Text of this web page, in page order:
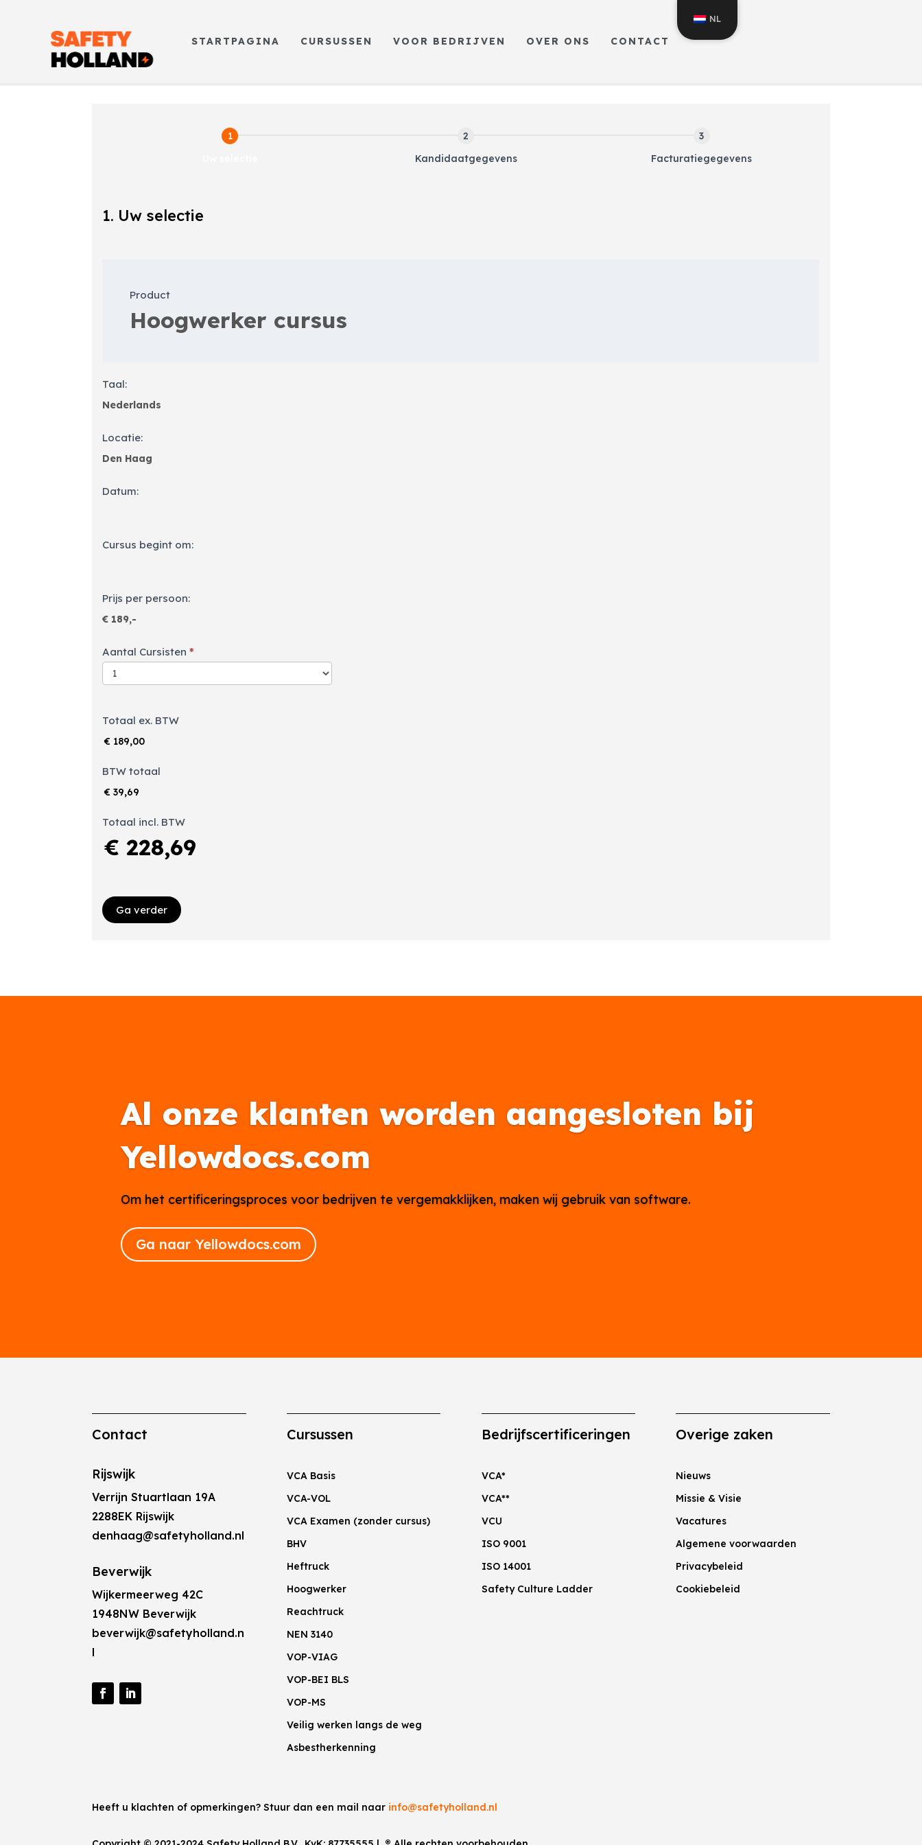
STARTPAGINA CURSUSSEN VOOR BEDRIJVEN OVER ONS CONTACT
Kandidaatgegevens Facturatiegegevens
Inschrijfformulier
1. Uw selectie
Product
Taal:
Locatie:
Datum:
Cursus begint om:
Prijs per persoon:
Aantal Cursisten*
Totaal ex. BTW
€ 189,00
BTW totaal
€ 39,69
Totaal incl. BTW
€ 228,69
Ga verder
Al onze klanten worden aangesloten bij
Yellowdocs.com
Om het certificeringsproces voor bedrijven te vergemakklijken, maken wij gebruik van software.
Ga naar Yellowdocs.com
Contact
Rijswijk
Verrijn Stuartlaan 19A
2288EK Rijswijk
denhaag@safetyholland.nl
Beverwijk
Wijkermeerweg 42C
1948NW Beverwijk
beverwijk@safetyholland.n
l
Cursussen
VCA Basis
VCA-VOL
VCA Examen (zonder cursus)
BHV
Heftruck
Hoogwerker
Reachtruck
NEN 3140
VOP-VIAG
VOP-BEI BLS
VOP-MS
Veilig werken langs de weg
Asbestherkenning
Bedrijfscertificeringen
VCA*
VCA**
VCU
ISO 9001
ISO 14001
Safety Culture Ladder
Overige zaken
Nieuws
Missie & Visie
Vacatures
Algemene voorwaarden
Privacybeleid
Cookiebeleid
Heeft u klachten of opmerkingen? Stuur dan een mail naar info@safetyholland.nl
NL